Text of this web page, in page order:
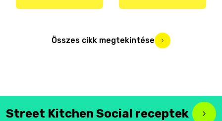
Összes cikk megtekintése
Street Kitchen Social receptek